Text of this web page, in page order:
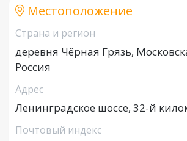
Местоположение
Страна и регион
деревня Чёрная Грязь,
Россия
Адрес
Ленинградское шоссе, 32-й
Почтовый индекс